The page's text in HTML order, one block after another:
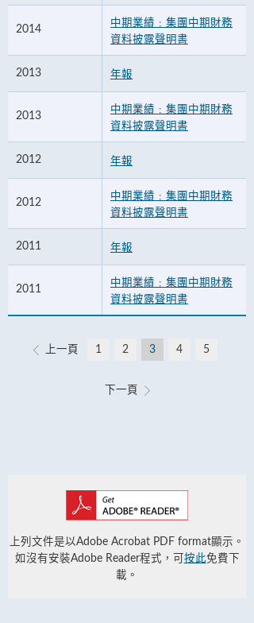
2014
中期業績﹕集團中期財務
資料披露聲明書
2013 年報
2013
中期業績﹕集團中期財務
資料披露聲明書
2012 年報
2012
中期業績﹕集團中期財務
資料披露聲明書
2011 年報
2011
中期業績﹕集團中期財務
資料披露聲明書
上一頁 1 2 3 4 5
下一頁
上列文件是以Adobe Acrobat PDF format顯示。
如沒有安裝Adobe Reader程式，可 按此免費下
載。